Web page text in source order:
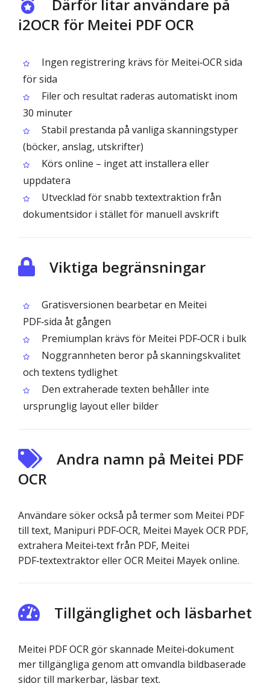
Därför litar användare på
i2OCR för Meitei PDF OCR
Ingen registrering krävs för Meitei‑OCR sida
för sida
Filer och resultat raderas automatiskt inom
30 minuter
Stabil prestanda på vanliga skanningstyper
(böcker, anslag, utskrifter)
Körs online – inget att installera eller
uppdatera
Utvecklad för snabb textextraktion från
dokumentsidor i stället för manuell avskrift
Viktiga begränsningar
Gratisversionen bearbetar en Meitei
PDF‑sida åt gången
Premiumplan krävs för Meitei PDF‑OCR i bulk
Noggrannheten beror på skanningskvalitet
och textens tydlighet
Den extraherade texten behåller inte
ursprunglig layout eller bilder
Andra namn på Meitei PDF
OCR
Användare söker också på termer som Meitei PDF
till text, Manipuri PDF‑OCR, Meitei Mayek OCR PDF,
extrahera Meitei‑text från PDF, Meitei
PDF‑textextraktor eller OCR Meitei Mayek online.
Tillgänglighet och läsbarhet
Meitei PDF OCR gör skannade Meitei‑dokument
mer tillgängliga genom att omvandla bildbaserade
sidor till markerbar, läsbar text.